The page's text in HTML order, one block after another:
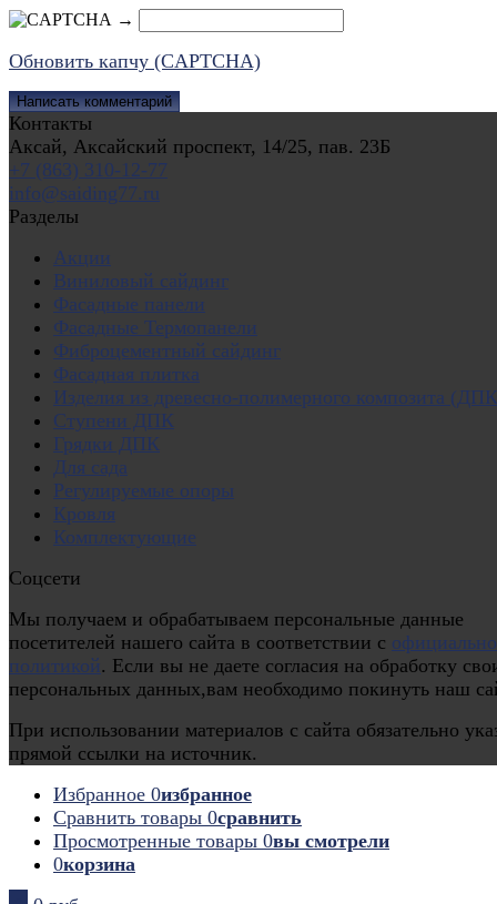
→
Обновить капчу (CAPTCHA)
Контакты
Аксай, Аксайский проспект, 14/25, пав. 23Б
+7 (863) 310-12-77
info@saiding77.ru
Разделы
Акции
Виниловый сайдинг
Фасадные панели
Фасадные Термопанели
Фиброцементный сайдинг
Фасадная плитка
Изделия из древесно-полимерного композита
Ступени ДПК
Грядки ДПК
Для сада
Регулируемые опоры
Кровля
Комплектующие
Соцсети
Мы получаем и обрабатываем персональные данные
посетителей нашего сайта в соответствии с
политикой. Если вы не даете согласия на обработку
персональных данных,вам необходимо покинуть наш
При использовании материалов с сайта обязательно
прямой ссылки на источник.
Избранное 0избранное
Сравнить товары 0сравнить
Просмотренные товары 0вы смотрели
0корзина